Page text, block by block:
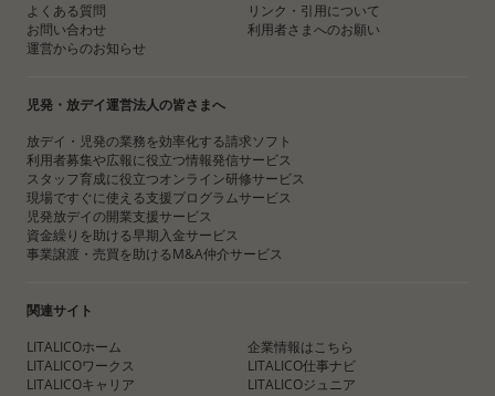
よくある質問
お問い合わせ
運営からのお知らせ
リンク・引用について
利用者さまへのお願い
児発・放デイ運営法人の皆さまへ
放デイ・児発の業務を効率化する請求ソフト
利用者募集や広報に役立つ情報発信サービス
スタッフ育成に役立つオンライン研修サービス
現場ですぐに使える支援プログラムサービス
児発放デイの開業支援サービス
資金繰りを助ける早期入金サービス
事業譲渡・売買を助けるM&A仲介サービス
関連サイト
LITALICOホーム
LITALICOワークス
LITALICOキャリア
企業情報はこちら
LITALICO仕事ナビ
LITALICOジュニア